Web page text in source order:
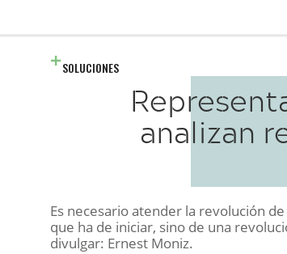
SOLUCIONES
analizan
Es necesario atender la revolución
que ha de iniciar, sino de una
divulgar: Ernest Moniz.